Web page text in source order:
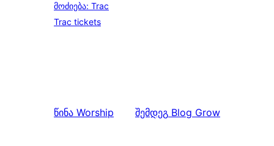
მოძიება: Trac
Trac tickets
წინა Worship შემდეგ Blog Grow